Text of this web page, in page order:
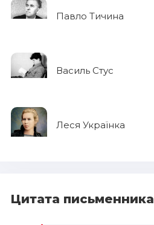
Павло Тичина
Василь Стус
Леся Українка
Цитата письменника